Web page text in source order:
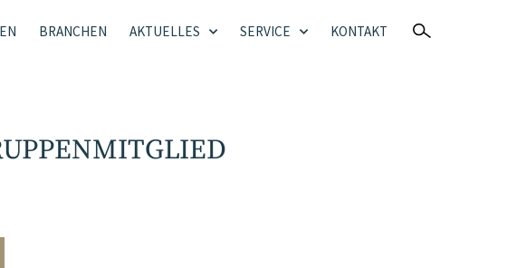
BRANCHEN AKTUELLES SERVICE KONTAKT